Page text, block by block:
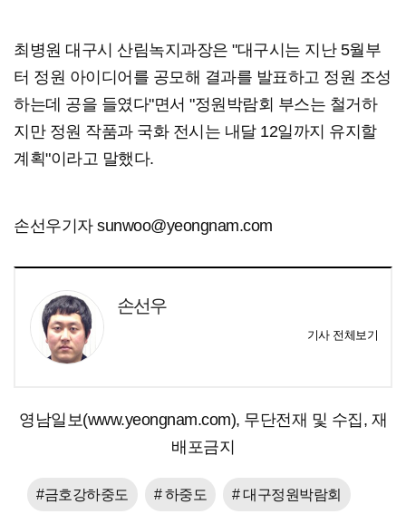
최병원 대구시 산림녹지과장은 "대구시는 지난 5월부
터 정원 아이디어를 공모해 결과를 발표하고 정원 조성
하는데 공을 들였다"면서 "정원박람회 부스는 철거하
지만 정원 작품과 국화 전시는 내달 12일까지 유지할
계획"이라고 말했다.
손선우기자 sunwoo@yeongnam.com
손선우
기사 전체보기
영남일보(www.yeongnam.com), 무단전재 및 수집, 재
배포금지
#금호강하중도 # 하중도 # 대구정원박람회